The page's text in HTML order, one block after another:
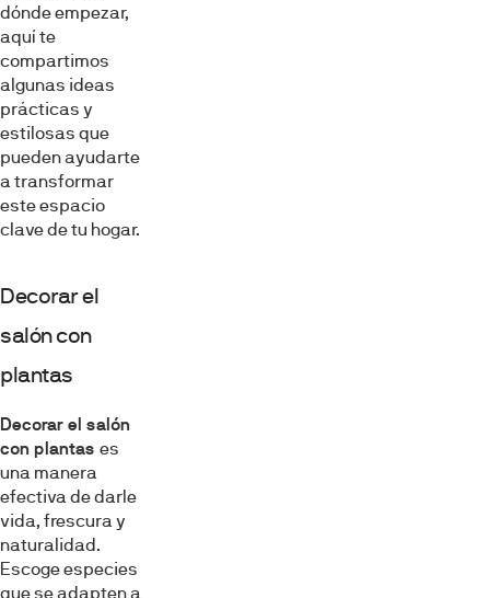
dónde empezar,
aquí te
compartimos
algunas ideas
prácticas y
estilosas que
pueden ayudarte
a transformar
este espacio
clave de tu hogar.
Decorar el
salón con
plantas
Decorar el salón
con plantas es
una manera
efectiva de darle
vida, frescura y
naturalidad.
Escoge especies
que se adapten a